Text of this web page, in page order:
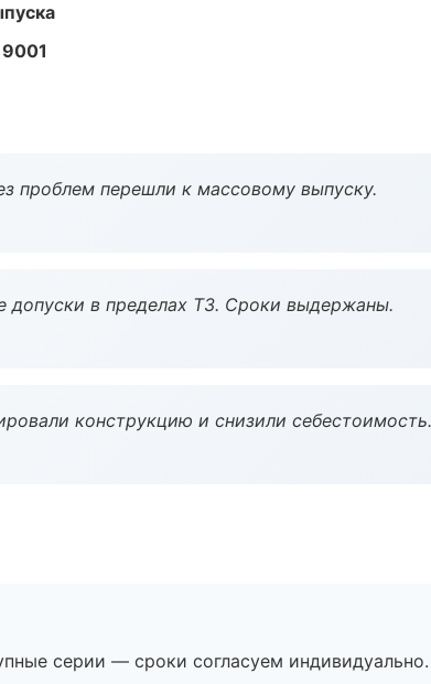
проблем перешли к массовому выпуску.
допуски в пределах ТЗ. Сроки выдержаны.
конструкцию и снизили себестоимость.
серии — сроки согласуем индивидуально.